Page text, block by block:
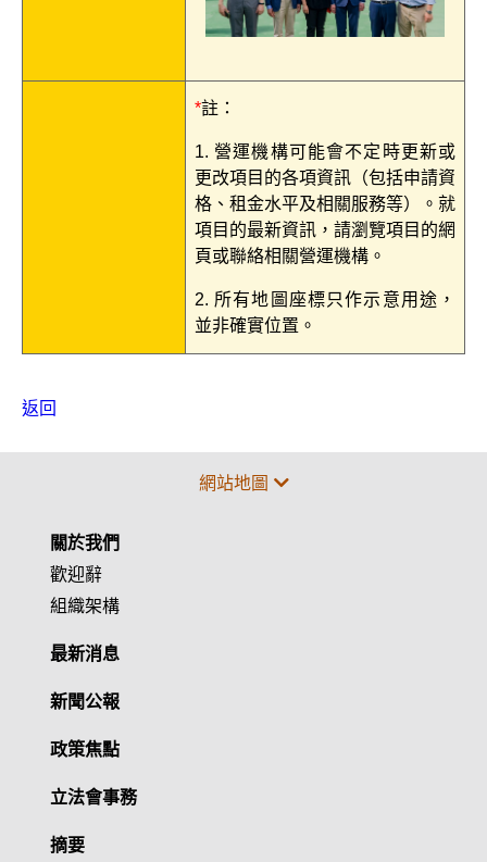
*註：
1. 營運機構可能會不定時更新或
更改項目的各項資訊（包括申請資
格、租金水平及相關服務等）。就
項目的最新資訊，請瀏覽項目的網
頁或聯絡相關營運機構。
2. 所有地圖座標只作示意用途，
並非確實位置。
返回
網站地圖
關於我們
歡迎辭
組織架構
最新消息
新聞公報
政策焦點
立法會事務
摘要